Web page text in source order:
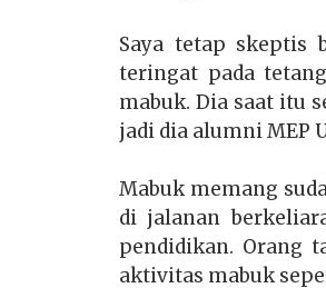
Saya tetap skeptis
teringat pada
mabuk. Dia saat itu
jadi dia alumni MEP
Mabuk memang
di jalanan
pendidikan. Orang
aktivitas mabuk